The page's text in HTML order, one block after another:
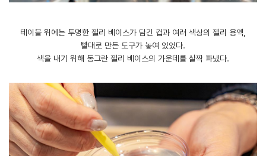
테이블 위에는 투명한 젤리 베이스가 담긴 컵과 여러 색상의 젤리 용액,
빨대로 만든 도구가 놓여 있었다.
색을 내기 위해 동그란 젤리 베이스의 가운데를 살짝 파냈다.